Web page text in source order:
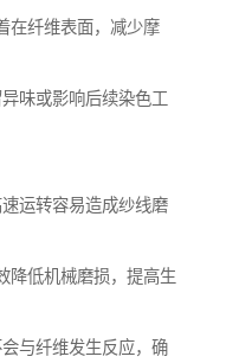
在纤维表面，减少摩
味或影响后续染色工
运转容易造成纱线磨
降低机械磨损，提高生
与纤维发生反应，确